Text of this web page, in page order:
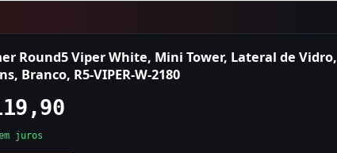
Round5 Viper White, Mini Tower, Lateral de Vidro,
Branco, R5-VIPER-W-2180
juros